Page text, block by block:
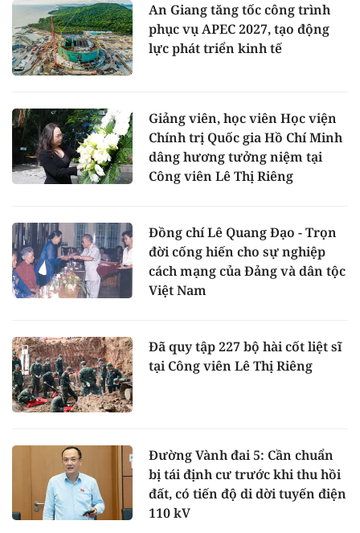
An Giang tăng tốc công trình
phục vụ APEC 2027, tạo động
lực phát triển kinh tế
Giảng viên, học viên Học viện
Chính trị Quốc gia Hồ Chí Minh
dâng hương tưởng niệm tại
Công viên Lê Thị Riêng
Đồng chí Lê Quang Đạo - Trọn
đời cống hiến cho sự nghiệp
cách mạng của Đảng và dân tộc
Việt Nam
Đã quy tập 227 bộ hài cốt liệt sĩ
tại Công viên Lê Thị Riêng
Đường Vành đai 5: Cần chuẩn
bị tái định cư trước khi thu hồi
đất, có tiến độ di dời tuyến điện
110 kV